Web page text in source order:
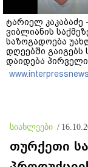
ტარიელ კაკაბაძე
ვიბლიანის
საზოგადოება
დღეებში გაიგებს
დაიდება პირველი
მნიშვნელოვანი
ოფიციალურად
სიახლეები /
თურქეთი